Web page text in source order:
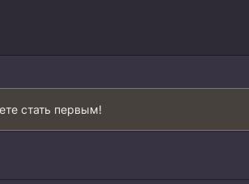
стать первым!